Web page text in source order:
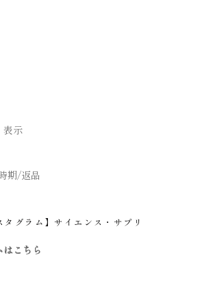
表示
期/返品
タグラム】サイエンス・サプリ
こちら